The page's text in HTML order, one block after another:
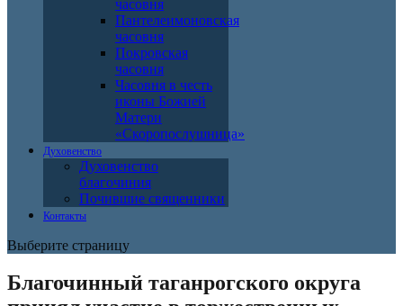
часовня
Пантелеимоновская
часовня
Покровская
часовня
Часовня в честь
иконы Божией
Матери
«Скоропослушница»
Духовенство
Духовенство
благочиния
Почившие священники
Контакты
Выберите страницу
Благочинный таганрогского округа